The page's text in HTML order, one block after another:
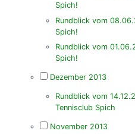
Spich!
Rundblick vom
Spich!
Rundblick vom
Spich!
Dezember 2013
Rundblick vom
Tennisclub Spich
November 2013